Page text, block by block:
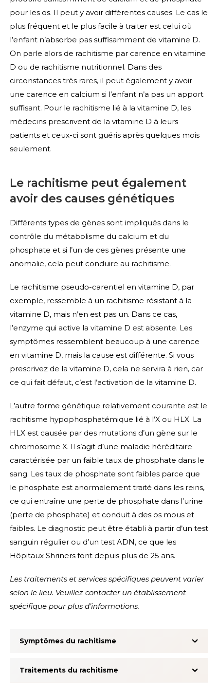
pour les os. Il peut y avoir différentes causes. Le cas le
plus fréquent et le plus facile à traiter est celui où
l’enfant n’absorbe pas suffisamment de vitamine D.
On parle alors de rachitisme par carence en vitamine
D ou de rachitisme nutritionnel. Dans des
circonstances très rares, il peut également y avoir
une carence en calcium si l’enfant n’a pas un apport
suffisant. Pour le rachitisme lié à la vitamine D, les
médecins prescrivent de la vitamine D à leurs
patients et ceux-ci sont guéris après quelques mois
seulement.
Le rachitisme peut également
avoir des causes génétiques
Différents types de gènes sont impliqués dans le
contrôle du métabolisme du calcium et du
phosphate et si l’un de ces gènes présente une
anomalie, cela peut conduire au rachitisme.
Le rachitisme pseudo-carentiel en vitamine D, par
exemple, ressemble à un rachitisme résistant à la
vitamine D, mais n’en est pas un. Dans ce cas,
l’enzyme qui active la vitamine D est absente. Les
symptômes ressemblent beaucoup à une carence
en vitamine D, mais la cause est différente. Si vous
prescrivez de la vitamine D, cela ne servira à rien, car
ce qui fait défaut, c’est l’activation de la vitamine D.
L’autre forme génétique relativement courante est le
rachitisme hypophosphatémique lié à l’X ou HLX. La
HLX est causée par des mutations d’un gène sur le
chromosome X. Il s’agit d’une maladie héréditaire
caractérisée par un faible taux de phosphate dans le
sang. Les taux de phosphate sont faibles parce que
le phosphate est anormalement traité dans les reins,
ce qui entraîne une perte de phosphate dans l’urine
(perte de phosphate) et conduit à des os mous et
faibles. Le diagnostic peut être établi à partir d’un test
sanguin régulier ou d’un test ADN, ce que les
Hôpitaux Shriners font depuis plus de 25 ans.
Les traitements et services spécifiques peuvent varier
selon le lieu. Veuillez contacter un établissement
spécifique pour plus d’informations.
Symptômes du rachitisme
Traitements du rachitisme